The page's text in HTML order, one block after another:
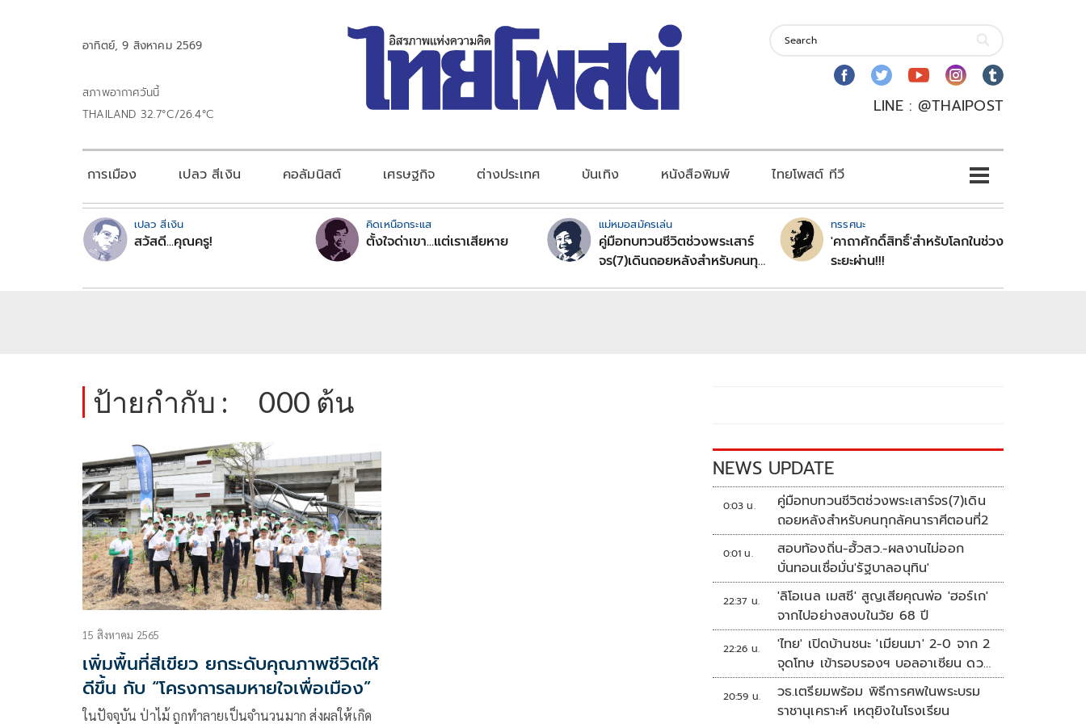
อาทิตย์, 9 สิงหาคม 2569
สภาพอากาศวันนี้
THAILAND 32.7°C/26.4°C
LINE : @THAIPOST
การเมือง เปลว สีเงิน คอลัมนิสต์ เศรษฐกิจ ต่างประเทศ บันเทิง หนังสือพิมพ์ ไทยโพสต์ ทีวี
เปลว สีเงิน
สวัสดี...คุณครู!
คิดเหนือกระแส
ตั้งใจด่าเขา...แต่เราเสียหาย
แม่หมอสมัครเล่น
คู่มือทบทวนชีวิตช่วงพระเสาร์
จร(7)เดินถอยหลังสำหรับคนทุก
ทรรศนะ
'คาถาศักดิ์สิทธิ์'สำหรับโลกในช่วง
ระยะผ่าน!!!
ป้ายกำกับ : 000 ต้น
15 สิงหาคม 2565
เพิ่มพื้นที่สีเขียว ยกระดับคุณภาพชีวิตให้
ดีขึ้น กับ “โครงการลมหายใจเพื่อเมือง”
ในปัจจุบัน ป่าไม้ ถูกทำลายเป็นจำนวนมาก ส่งผลให้เกิด
NEWS UPDATE
0:03 น.
คู่มือทบทวนชีวิตช่วงพระเสาร์จร(7)เดิน
ถอยหลังสำหรับคนทุกลัคนาราศีตอนที่2
0:01 น.
สอบท้องถิ่น-ฮั้วสว.-ผลงานไม่ออก
บั่นทอนเชื่อมั่น'รัฐบาลอนุทิน'
22:37 น.
'ลิโอเนล เมสซี' สูญเสียคุณพ่อ 'ฮอร์เก'
จากไปอย่างสงบในวัย 68 ปี
22:26 น.
'ไทย' เปิดบ้านชนะ 'เมียนมา' 2-0 จาก 2
จุดโทษ เข้ารอบรองฯ บอลอาเซียน ดวล
'สิงคโปร์'
20:59 น.
วธ.เตรียมพร้อม พิธีการศพในพระบรม
ราชานุเคราะห์ เหตุยิงในโรงเรียน